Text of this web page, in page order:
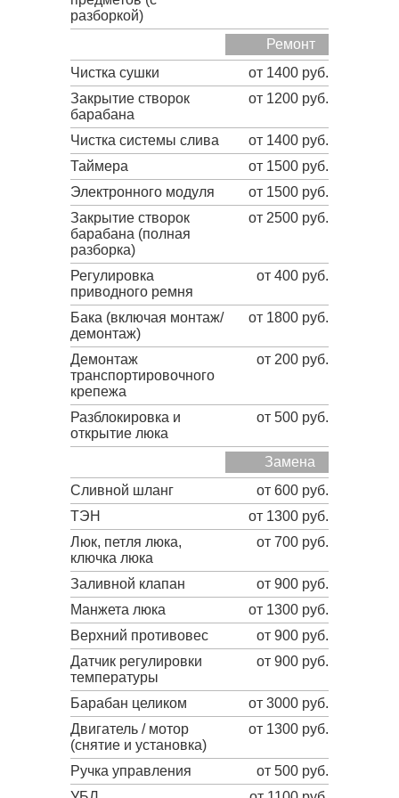
разборкой)
Ремонт
Чистка сушки
от 1400 руб.
Закрытие створок
барабана
от 1200 руб.
Чистка системы слива
от 1400 руб.
Таймера
от 1500 руб.
Электронного модуля
от 1500 руб.
Закрытие створок
барабана (полная
разборка)
от 2500 руб.
Регулировка
приводного ремня
от 400 руб.
Бака (включая монтаж/
демонтаж)
от 1800 руб.
Демонтаж
транспортировочного
крепежа
от 200 руб.
Разблокировка и
открытие люка
от 500 руб.
Замена
Сливной шланг
от 600 руб.
ТЭН
от 1300 руб.
Люк, петля люка,
ключка люка
от 700 руб.
Заливной клапан
от 900 руб.
Манжета люка
от 1300 руб.
Верхний противовес
от 900 руб.
Датчик регулировки
температуры
от 900 руб.
Барабан целиком
от 3000 руб.
Двигатель / мотор
(снятие и установка)
от 1300 руб.
Ручка управления
от 500 руб.